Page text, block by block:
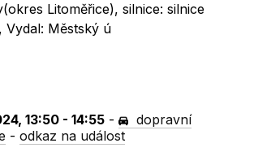
Litoměřice), silnice: silnice
Vydal: Městský ú
13:50 - 14:55 -
dopravní
-odkaz na událost